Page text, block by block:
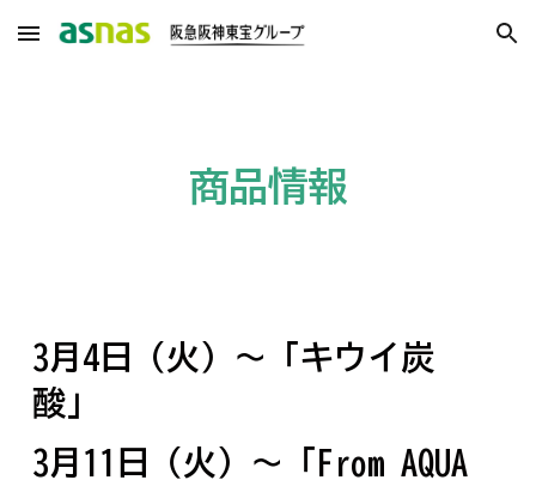
Skip to main content Skip to navigation
商品情報
3月 4 日（ 火 ）～
「キウイ炭
酸」
3月11日（火）～
From AQUA